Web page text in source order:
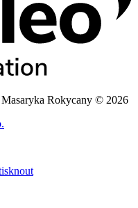
Rokycany © 2026